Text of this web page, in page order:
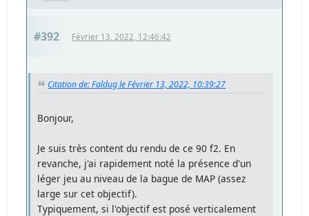
#392 Février 13, 2022, 12:46:42
Citation de: Faldug le Février 13, 2022, 10:39:27
Bonjour,
Je suis très content du rendu de ce 90 f2. En
revanche, j'ai rapidement noté la présence d'un
léger jeu au niveau de la bague de MAP (assez
large sur cet objectif).
Typiquement, si l'objectif est posé verticalement